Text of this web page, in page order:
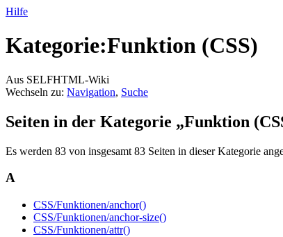
Hilfe
Kategorie:Funktion (CSS)
Aus SELFHTML-Wiki
Wechseln zu: Navigation, Suche
Seiten in der Kategorie „Funktion
Es werden 83 von insgesamt 83 Seiten in dieser Kategorie
A
CSS/Funktionen/anchor()
CSS/Funktionen/anchor-size()
CSS/Funktionen/attr()